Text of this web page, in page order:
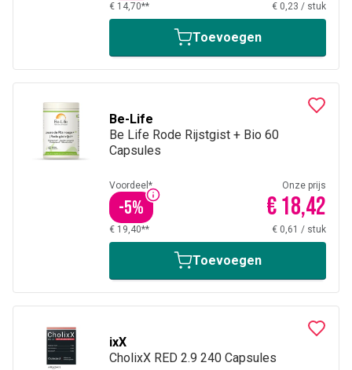
€ 14,70** € 0,23 / stuk
Toevoegen
Be-Life
Be Life Rode Rijstgist + Bio 60
Capsules
Voordeel*
-5%
Onze prijs
€ 18,42
€ 19,40** € 0,61 / stuk
Toevoegen
ixX
CholixX RED 2.9 240 Capsules